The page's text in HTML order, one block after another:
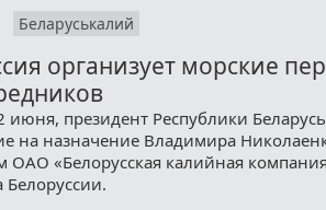
Беларуськалий
организует морские
июня, президент Республики
на назначение Владимира
ОАО «Белорусская калийная
Белоруссии.